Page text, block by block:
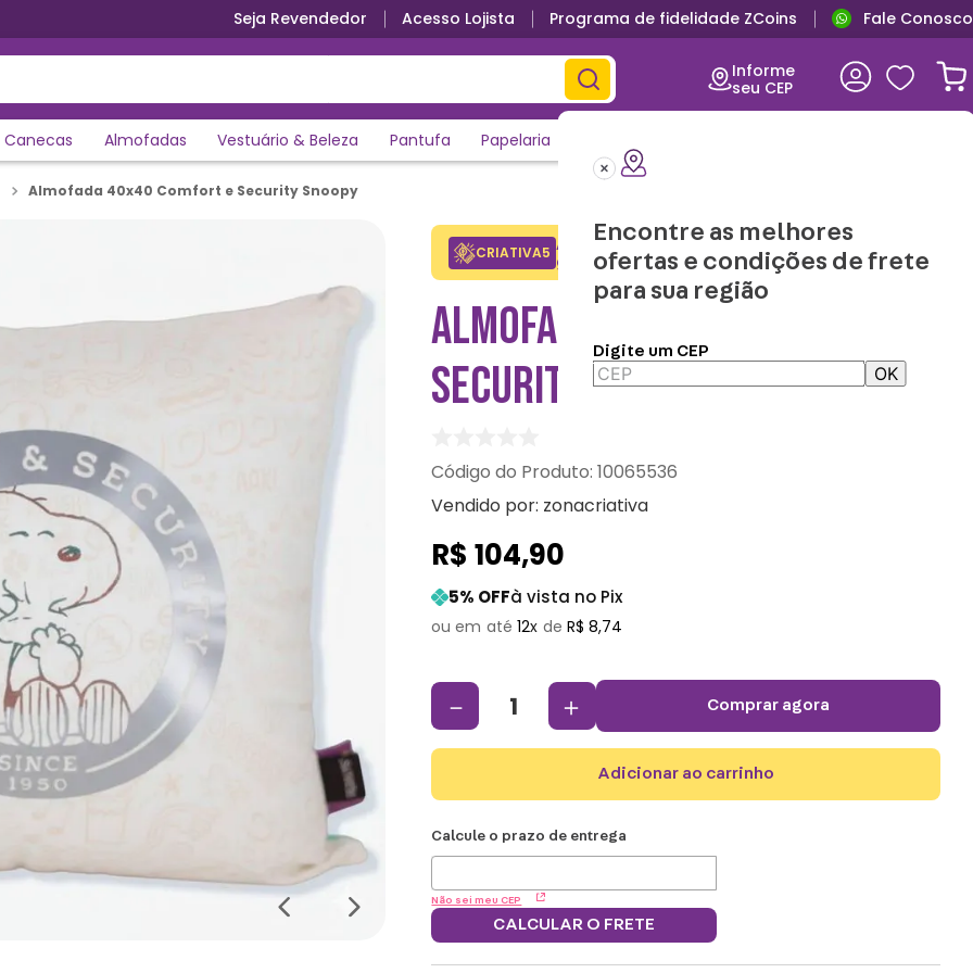
Seja Revendedor Acesso Lojista Programa de fidelidade ZCoins Fale Conosco
Informe
seu CEP
Encontre as melhores
ofertas e condições de frete
para sua região
Digite um CEP
OK
Canecas Almofadas Vestuário & Beleza Pantufa Papelaria
Almofada 40x40 Comfort e Security Snoopy
CRIATIVA5 Adicione o cupom no carrinho e
ganhe desconto na 1a compra.
Copiar
ALMOFADA 40X40 COMFORT E
SECURITY SNOOPY
:10065536
Vendido por: zonacriativa
R$ 104,90
5% OFFà vista no Pix
12 R$ 8,74
＋
－ comprar agora
adicionar ao carrinho
Não sei meu CEP
CALCULAR O FRETE